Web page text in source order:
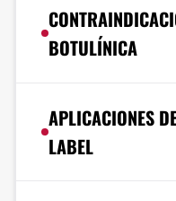
BOTULÍNICA
APLICACIONES
LABEL